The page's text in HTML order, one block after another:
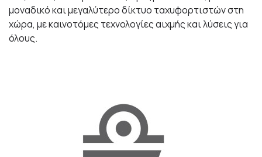
μοναδικό και μεγαλύτερο δίκτυο ταχυφορτιστών στη
χώρα, με καινοτόμες τεχνολογίες αιχμής και λύσεις για
όλους.